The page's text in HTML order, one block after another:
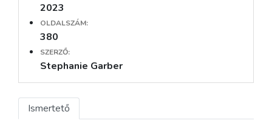
2023
OLDALSZÁM:
380
SZERZŐ:
Stephanie Garber
Ismertető